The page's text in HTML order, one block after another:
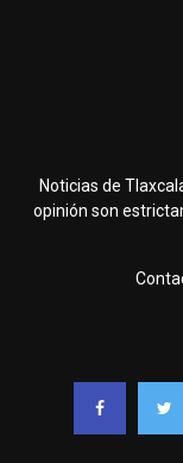
Noticias de
opinión son